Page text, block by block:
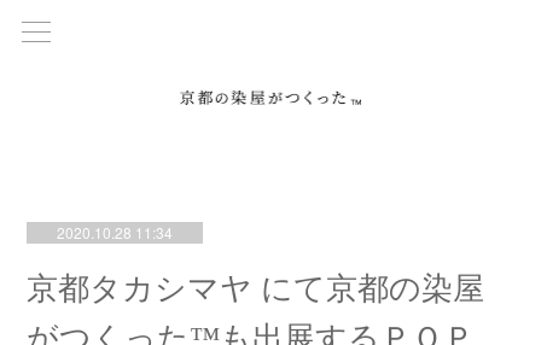
2020.10.28 11:34
京都タカシマヤ にて京都の染屋